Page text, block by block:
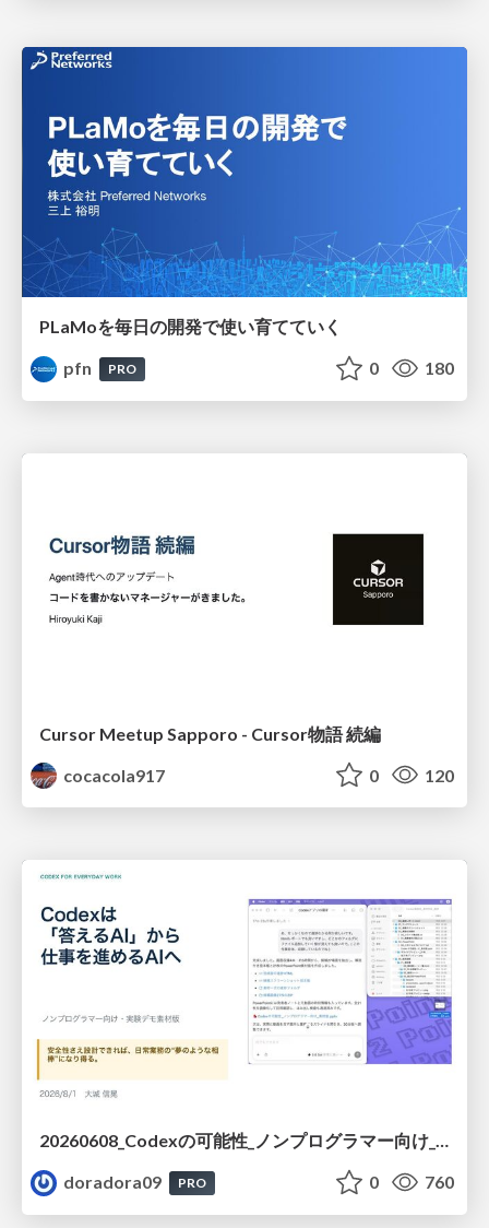
PLaMoを毎日の開発で使い育てていく
pfn
PRO 0 180
Cursor Meetup Sapporo - Cursor物語 続編
cocacola917
0 120
20260608_Codexの可能性_ノンプログラマー向け_大城追記
doradora09
PRO 0 760